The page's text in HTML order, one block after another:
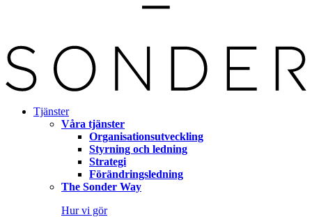
Tjänster
Våra tjänster
Organisationsutveckling
Styrning och ledning
Strategi
Förändringsledning
The Sonder Way
Hur vi gör